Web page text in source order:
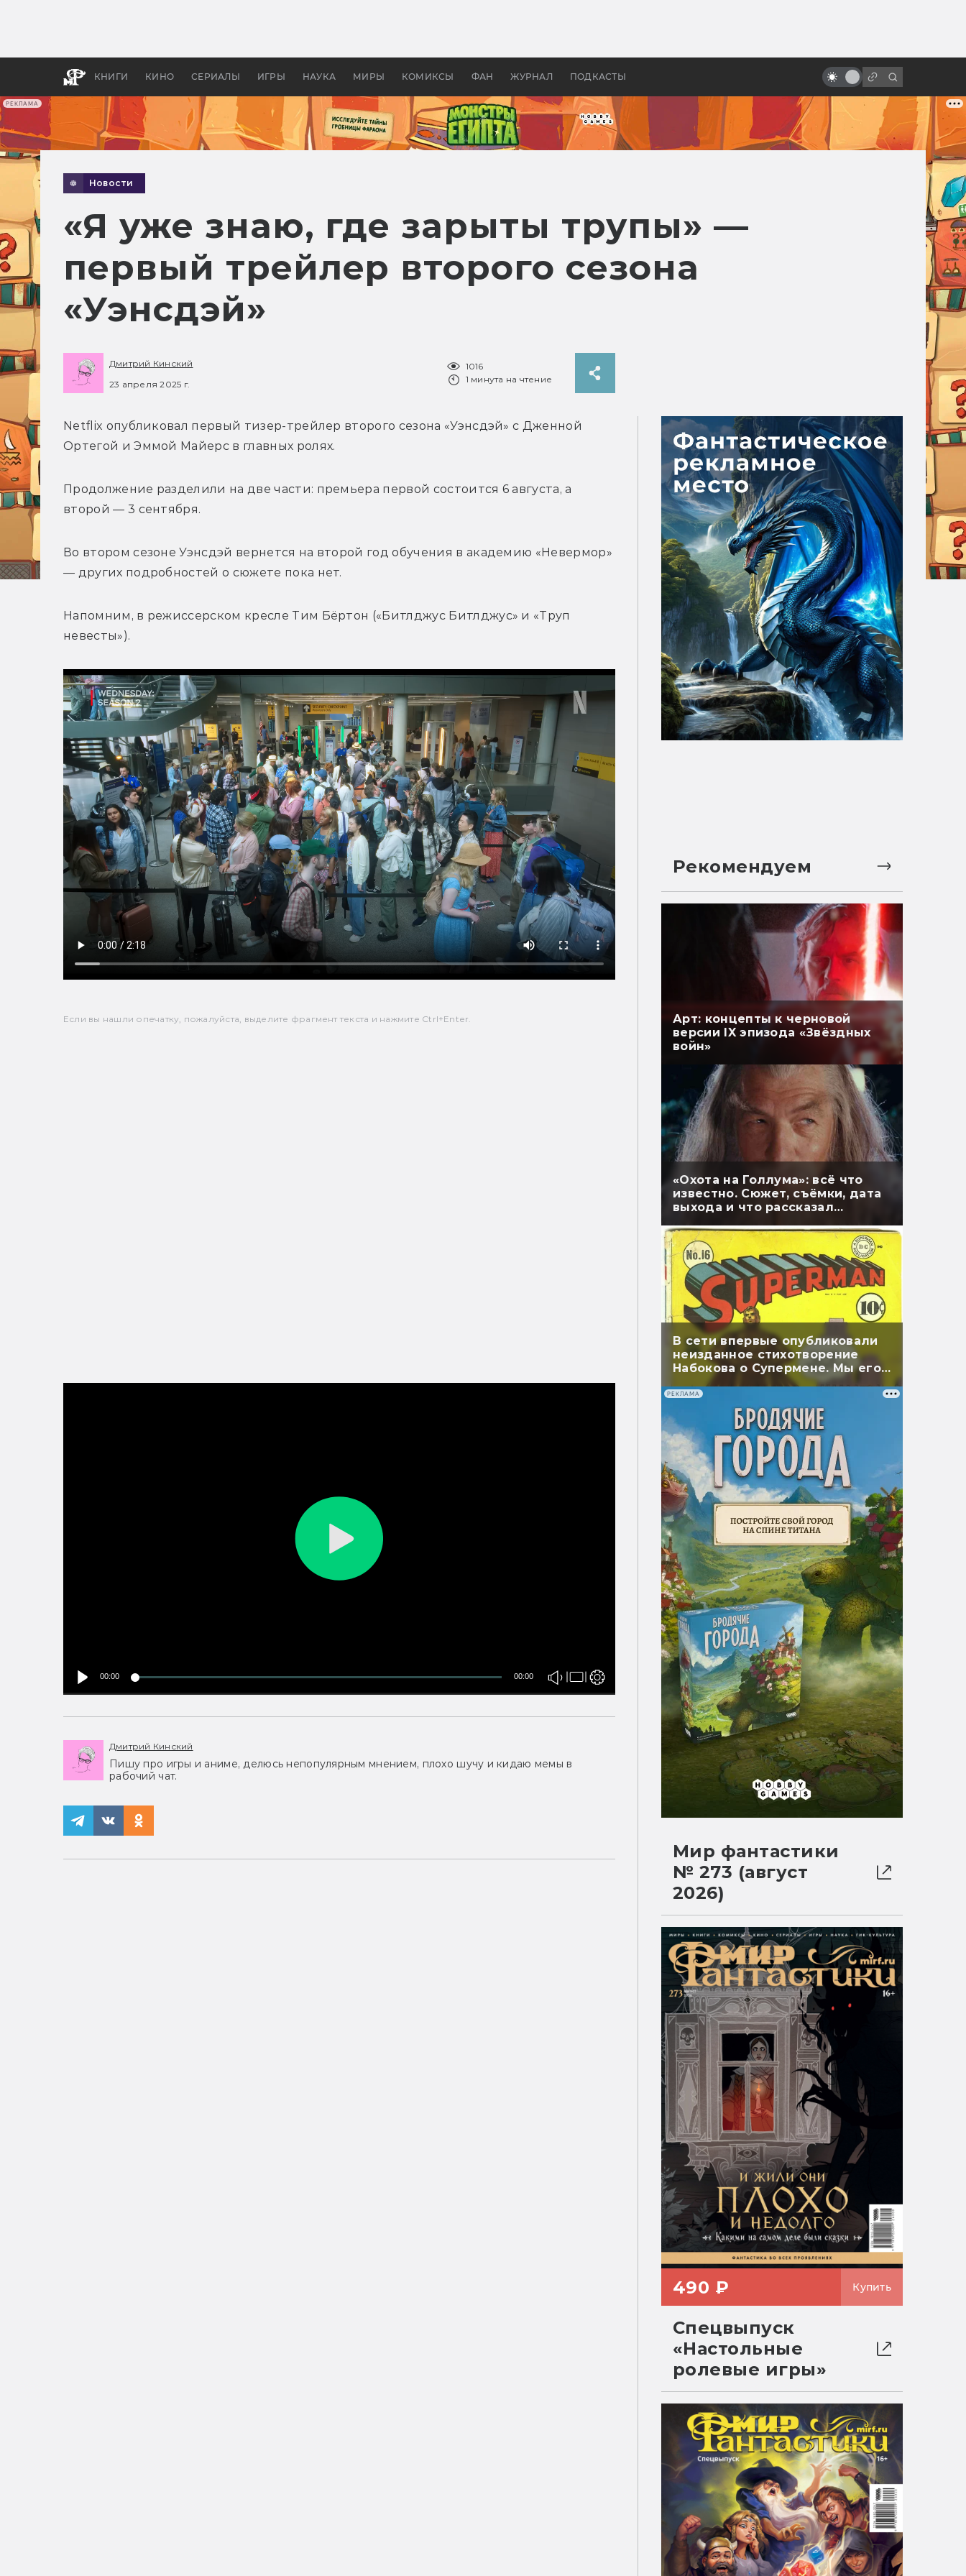
РЕКЛАМА
КНИГИ КИНО СЕРИАЛЫ ИГРЫ НАУКА МИРЫ КОМИКСЫ ФАН ЖУРНАЛ ПОДКАСТЫ
апокалипсис, в России —
бы «Властелина колец»
сцены и альтернативный финал
Новости
«Я уже знаю, где зарыты трупы» —
первый трейлер второго сезона
«Уэнсдэй»
Дмитрий Кинский
23 апреля 2025 г.
1016
1 минута на чтение
Netflix опубликовал первый тизер-трейлер второго сезона «Уэнсдэй» с Дженной
Ортегой и Эммой Майерс в главных ролях.
Продолжение разделили на две части: премьера первой состоится 6 августа, а
второй — 3 сентября.
Во втором сезоне Уэнсдэй вернется на второй год обучения в академию «Невермор»
— других подробностей о сюжете пока нет.
Напомним, в режиссерском кресле Тим Бёртон («Битлджус Битлджус» и «Труп
невесты»).
Если вы нашли опечатку, пожалуйста, выделите фрагмент текста и нажмите Ctrl+Enter.
00:00 00:00
Дмитрий Кинский
Пишу про игры и аниме, делюсь непопулярным мнением, плохо шучу и кидаю мемы в
рабочий чат.
Рекомендуем
Арт: концепты к черновой
версии IX эпизода «Звёздных
войн»
«Охота на Голлума»: всё что
известно. Сюжет, съёмки, дата
выхода и что рассказал
В сети впервые опубликовали
неизданное стихотворение
Набокова о Супермене. Мы его
перевели
РЕКЛАМА
Мир фантастики
№ 273 (август
2026)
490 ₽ Купить
Спецвыпуск
«Настольные
ролевые игры»